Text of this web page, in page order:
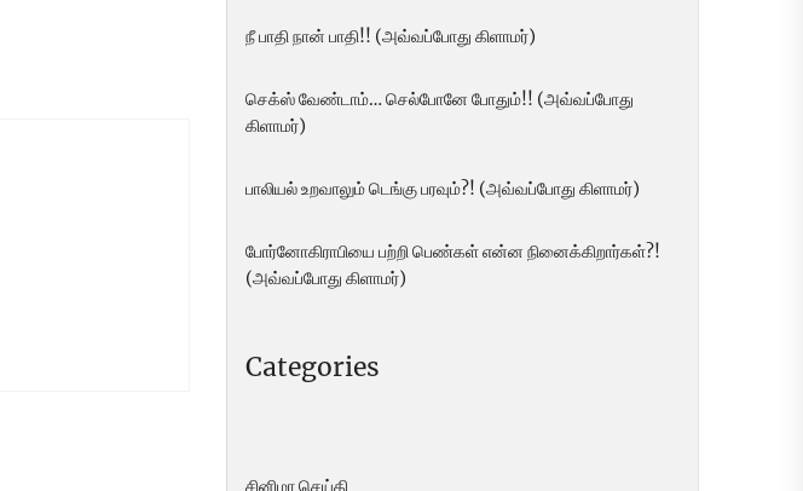
நீ பாதி நான் பாதி!! (அவ்வப்போது கிளாமர்)
செக்ஸ் வேண்டாம்… செல்போனே போதும்!! (அவ்வப்போது
கிளாமர்)
பாலியல் உறவாலும் டெங்கு பரவும்?! (அவ்வப்போது கிளாமர்)
போர்னோகிராபியை பற்றி பெண்கள் என்ன நினைக்கிறார்கள்?!
(அவ்வப்போது கிளாமர்)
Categories
சினிமா செய்தி